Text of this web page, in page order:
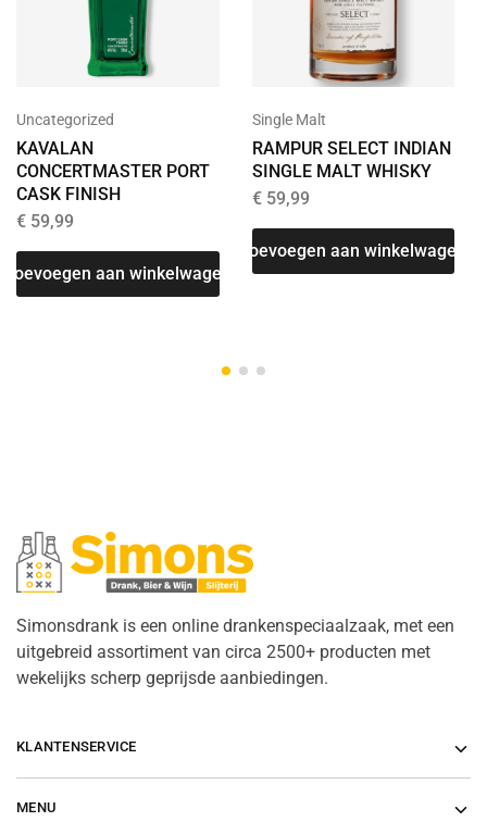
Uncategorized
KAVALAN
CONCERTMASTER PORT
CASK FINISH
€ 59,99
Toevoegen aan winkelwagen
Single Malt
RAMPUR SELECT INDIAN
SINGLE MALT WHISKY
€59,99
Toevoegen aan winkelwagen
Simonsdrank is een online drankenspeciaalzaak, met een
uitgebreid assortiment van circa 2500+ producten met
wekelijks scherp geprijsde aanbiedingen.
KLANTENSERVICE
MENU